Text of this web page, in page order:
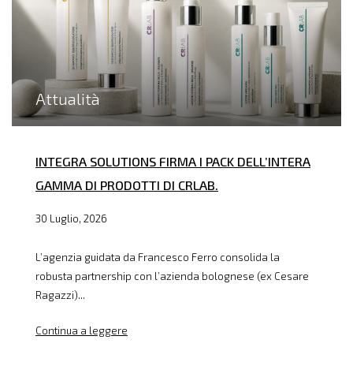
Attualità
INTEGRA SOLUTIONS FIRMA I PACK DELL’INTERA
GAMMA DI PRODOTTI DI CRLAB.
30 Luglio, 2026
L’agenzia guidata da Francesco Ferro consolida la
robusta partnership con l’azienda bolognese (ex Cesare
Ragazzi)...
Continua a leggere